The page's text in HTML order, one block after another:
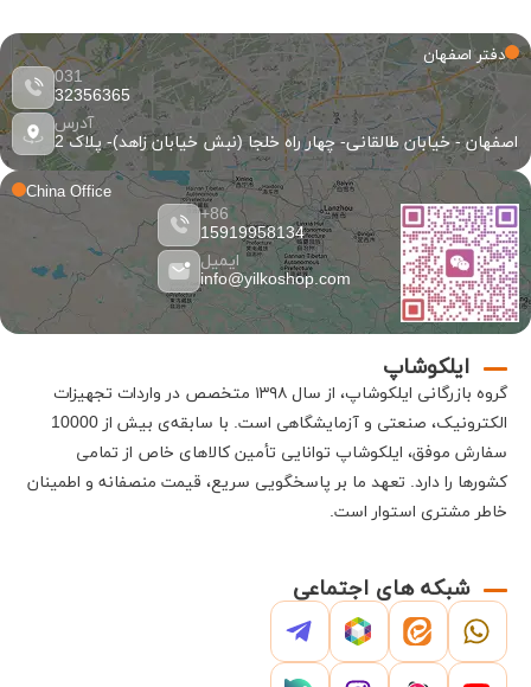
China Office
86+
15919958134
ایمیل
info@yilkoshop.com
دفتر اصفهان
031
32356365
آدرس
اصفهان - خیابان طالقانی- چهار راه خلجا (نبش خیابان زاهد)- پلاک 2
ایلکوشاپ
گروه بازرگانی ایلکوشاپ
، از سال ۱۳۹۸ متخصص در واردات تجهیزات
الکترونیک، صنعتی و آزمایشگاهی است.
با سابقه‌ی بیش از 10000
سفارش موفق، ایلکوشاپ توانایی تأمین کالاهای خاص از تمامی
کشورها را دارد. تعهد ما بر پاسخگویی سریع، قیمت منصفانه و اطمینان
خاطر مشتری استوار است.
شبکه های اجتماعی